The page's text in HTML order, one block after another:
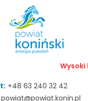
t: +48 63 240 32 42
powiat@powiat.konin.pl